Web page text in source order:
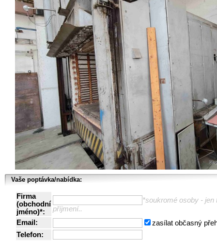
Vaše poptávka/nabídka:
Firma
(obchodní
jméno)*:
*soukromé osoby - jen
příjmení..
Email:
zasílat občasný
Telefon: